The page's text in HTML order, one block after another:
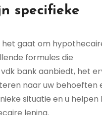
specifieke
het gaat om
formules die
bank aanbiedt, het
naar uw behoeften
situatie en u helpen